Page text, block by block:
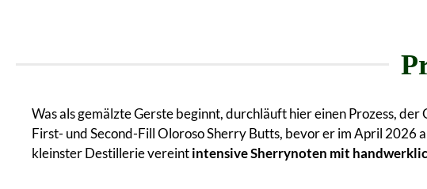
Was als gemälzte Gerste beginnt, durchläuft hier einen Prozess,
First- und Second-Fill Oloroso Sherry Butts, bevor er im April 2026
kleinster Destillerie vereintintensive Sherrynoten mit